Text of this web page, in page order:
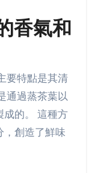
香氣和
要特點是其清
通過蒸茶葉以
成的。 這種方
，創造了鮮味